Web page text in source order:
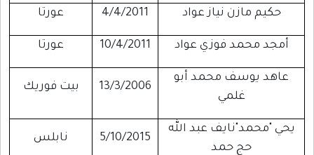
حكيم مازن نياز عواد 4/4/2011 عورتا
أمجد محمد فوزي عواد 10/4/2011 عورتا
عاهد يوسف محمد أبو
غلمي
13/3/2006 بيت فوريك
يحي "محمد"نايف عبد الله
حج حمد
5/10/2015 نابلس